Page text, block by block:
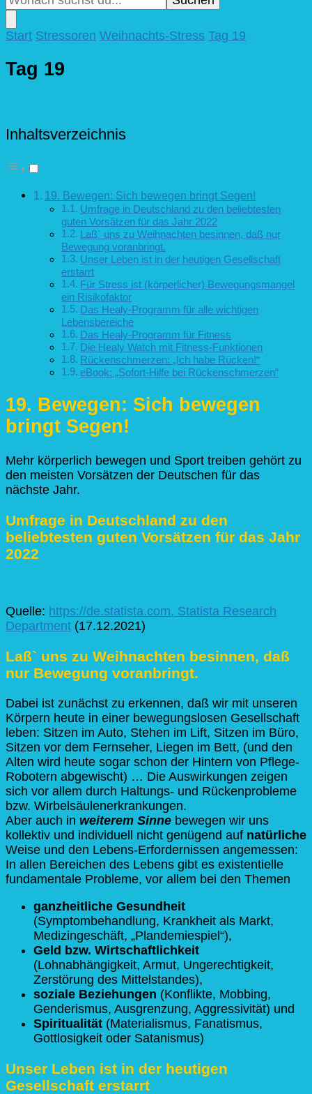
nach
etwas?
Start Stressoren Weihnachts-Stress Tag 19
Tag 19
Inhaltsverzeichnis
19. Bewegen: Sich bewegen bringt Segen!
Umfrage in Deutschland zu den beliebtesten
guten Vorsätzen für das Jahr 2022
Laß` uns zu Weihnachten besinnen, daß nur
Bewegung voranbringt.
Unser Leben ist in der heutigen Gesellschaft
erstarrt
Für Stress ist (körperlicher) Bewegungsmangel
ein Risikofaktor
Das Healy-Programm für alle wichtigen
Lebensbereiche
Das Healy-Programm für Fitness
Die Healy Watch mit Fitness-Funktionen
Rückenschmerzen: „Ich habe Rücken!“
eBook: „Sofort-Hilfe bei Rückenschmerzen“
19. Bewegen: Sich bewegen
bringt Segen!
Mehr körperlich bewegen und Sport treiben gehört zu
den meisten Vorsätzen der Deutschen für das
nächste Jahr.
Umfrage in Deutschland zu den
beliebtesten guten Vorsätzen für das Jahr
2022
Quelle: https://de.statista.com, Statista Research
Department (17.12.2021)
Laß` uns zu Weihnachten besinnen, daß
nur Bewegung voranbringt.
Dabei ist zunächst zu erkennen, daß wir mit unseren
Körpern heute in einer bewegungslosen Gesellschaft
leben: Sitzen im Auto, Stehen im Lift, Sitzen im Büro,
Sitzen vor dem Fernseher, Liegen im Bett, (und den
Alten wird heute sogar schon der Hintern von Pflege-
Robotern abgewischt) … Die Auswirkungen zeigen
sich vor allem durch Haltungs- und Rückenprobleme
bzw. Wirbelsäulenerkrankungen.
Aber auch in weiterem Sinne bewegen wir uns
kollektiv und individuell nicht genügend auf natürliche
Weise und den Lebens-Erfordernissen angemessen:
In allen Bereichen des Lebens gibt es existentielle
fundamentale Probleme, vor allem bei den Themen
ganzheitliche Gesundheit
(Symptombehandlung, Krankheit als Markt,
Medizingeschäft, „Plandemiespiel“),
Geld bzw. Wirtschaftlichkeit
(Lohnabhängigkeit, Armut, Ungerechtigkeit,
Zerstörung des Mittelstandes),
soziale Beziehungen (Konflikte, Mobbing,
Genderismus, Ausgrenzung, Aggressivität) und
Spiritualität (Materialismus, Fanatismus,
Gottlosigkeit oder Satanismus)
Unser Leben ist in der heutigen
Gesellschaft erstarrt